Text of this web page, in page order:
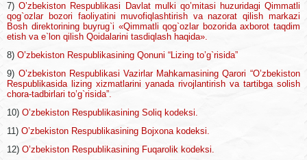
7)O’zbekiston Respublikasi Davlat mulki qo’mitasi huzuridagi Qimmatli
qog`ozlar bozori faoliyatini muvofiqlashtirish va nazorat qilish markazi
Bosh direktorining buyrug`i «Qimmatli qog`ozlar bozorida axborot taqdim
etish va e`lon qilish Qoidalarini tasdiqlash haqida».
8)O’zbekiston Respublikasining Qonuni “Lizing to’g`risida”
9) O’zbekiston Respublikasi Vazirlar Mahkamasining Qarori “O’zbekiston
Respublikasida lizing xizmatlarini yanada rivojlantirish va tartibga solish
chora-tadbirlari to’g`risida”.
10)O’zbekiston Respublikasining Soliq kodeksi.
11)O’zbekiston Respublikasining Bojxona kodeksi.
12)O’zbekiston Respublikasining Fuqarolik kodeksi.